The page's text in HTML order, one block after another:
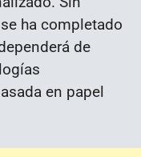
ha completado
de
en papel